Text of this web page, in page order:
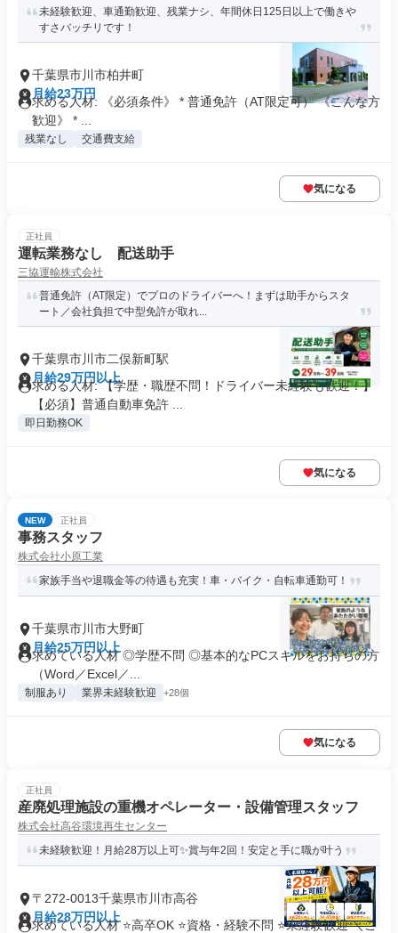
未経験歓迎、車通勤歓迎、残業ナシ、年間休日125日以上で働きや
すさバッチリです！
千葉県市川市柏井町
月給23万円
求める人材: 《必須条件》 * 普通免許（AT限定可） 《こんな方
歓迎》 * ...
残業なし 交通費支給
気になる
正社員
運転業務なし 配送助手
三協運輸株式会社
普通免許（AT限定）でプロのドライバーへ！まずは助手からスタ
ート／会社負担で中型免許が取れ...
千葉県市川市二俣新町駅
月給29万円以上
求める人材: 【学歴・職歴不問！ドライバー未経験も歓迎！】
【必須】普通自動車免許 ...
即日勤務OK
気になる
NEW 正社員
事務スタッフ
株式会社小原工業
家族手当や退職金等の待遇も充実！車・バイク・自転車通勤可！
千葉県市川市大野町
月給25万円以上
求めている人材 ◎学歴不問 ◎基本的なPCスキルをお持ちの方
（Word／Excel／...
制服あり 業界未経験歓迎 +28個
気になる
正社員
産廃処理施設の重機オペレーター・設備管理スタッフ
株式会社高谷環境再生センター
未経験歓迎！月給28万以上可✨賞与年2回！安定と手に職が叶う
〒272-0013千葉県市川市高谷
月給28万円以上
求めている人材 ⭐高卒OK ⭐資格・経験不問 ⭐未経験歓迎 ＼こ